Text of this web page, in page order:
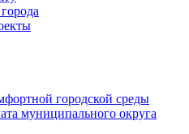
городской среды
муниципального округа